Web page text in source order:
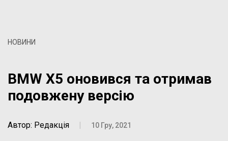
НОВИНИ
BMW X5 оновився та отримав
подовжену версію
Автор: Редакція | 10 Гру, 2021